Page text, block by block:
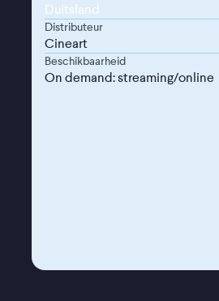
Duitsland
Distributeur
Cineart
Beschikbaarheid
On demand: streaming/online